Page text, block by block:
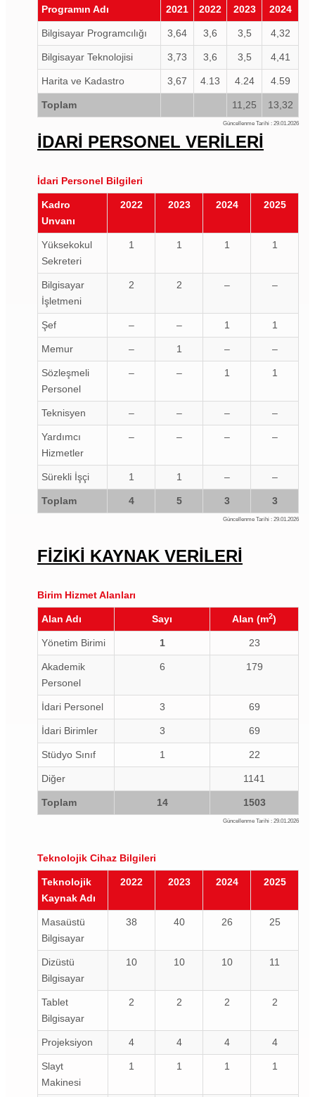
Programın Adı 2021 2022 2023 2024
Bilgisayar Programcılığı 3,64 3,6 3,5 4,32
Bilgisayar Teknolojisi 3,73 3,6 3,5 4,41
Harita ve Kadastro 3,67 4.13 4.24 4.59
Toplam 11,25 13,32
Güncellenme Tarihi : 29.01.2026
İDARİ PERSONEL VERİLERİ
İdari Personel Bilgileri
Kadro
Unvanı
2022 2023 2024 2025
Yüksekokul
Sekreteri
1 1 1 1
Bilgisayar
İşletmeni
2 2 – –
Şef – – 1 1
Memur – 1 – –
Sözleşmeli
Personel
– – 1 1
Teknisyen – – – –
Yardımcı
Hizmetler
– – – –
Sürekli İşçi 1 1 – –
Toplam 4 5 3 3
Güncellenme Tarihi : 29.01.2026
FİZİKİ KAYNAK VERİLERİ
Birim Hizmet Alanları
Alan Adı Sayı Alan (m2)
Yönetim Birimi 1 23
Akademik
Personel
6 179
İdari Personel 3 69
İdari Birimler 3 69
Stüdyo Sınıf 1 22
Diğer 1141
Toplam 14 1503
Güncellenme Tarihi : 29.01.2026
Teknolojik Cihaz Bilgileri
Teknolojik
Kaynak Adı
2022 2023 2024 2025
Masaüstü
Bilgisayar
38 40 26 25
Dizüstü
Bilgisayar
10 10 10 11
Tablet
Bilgisayar
2 2 2 2
Projeksiyon 4 4 4 4
Slayt
Makinesi
1 1 1 1